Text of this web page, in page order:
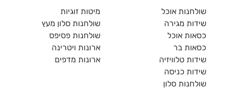
שולחנות אוכל
שידות מגירה
כסאות אוכל
כסאות בר
שידות טלוויזיה
שידות כניסה
שולחנות סלון
מיטות זוגיות
שולחנות סלון מעץ
שולחנות פסיפס
ארונות ויטרינה
ארונות מדפים